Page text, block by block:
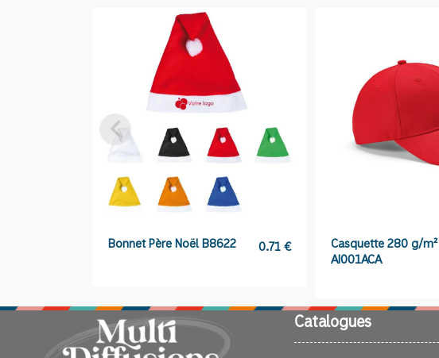
Bonnet Père Noël B8622 0.71€
Casquette 280 g/m²
AI001ACA
Catalogues